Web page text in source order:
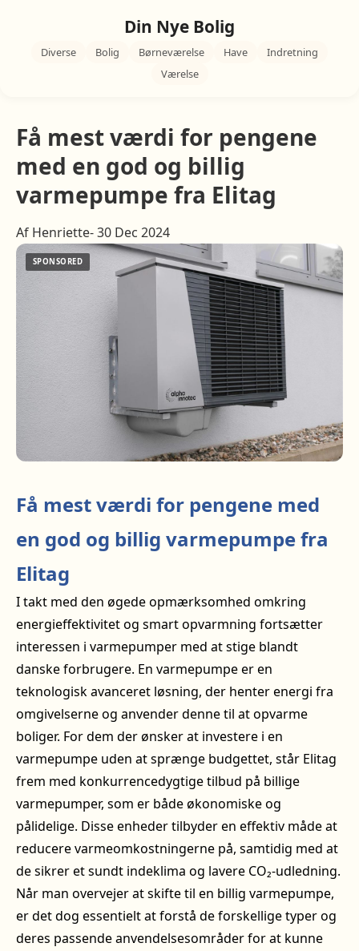
Din Nye Bolig
Diverse Bolig Børneværelse Have
Indretning
Værelse
Få mest værdi for pengene
med en god og billig
varmepumpe fra Elitag
Af Henriette- 30 Dec 2024
Få mest værdi for pengene med
en god og billig varmepumpe fra
Elitag
I takt med den øgede opmærksomhed omkring
energieffektivitet og smart opvarmning fortsætter
interessen i varmepumper med at stige blandt
danske forbrugere. En varmepumpe er en
teknologisk avanceret løsning, der henter energi fra
omgivelserne og anvender denne til at opvarme
boliger. For dem der ønsker at investere i en
varmepumpe uden at sprænge budgettet, står Elitag
frem med konkurrencedygtige tilbud på billige
varmepumper, som er både økonomiske og
pålidelige. Disse enheder tilbyder en effektiv måde at
reducere varmeomkostningerne på, samtidig med at
de sikrer et sundt indeklima og lavere CO₂-udledning.
Når man overvejer at skifte til en billig varmepumpe,
er det dog essentielt at forstå de forskellige typer og
deres passende anvendelsesområder for at kunne